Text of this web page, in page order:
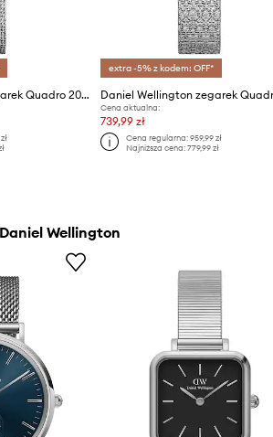
Daniel Wellington zegarek Quadro 20X26
extra -5% z kodem: OFF*
Cena aktualna:
739,99 zł
Cena regularna: 959,99 zł
Najniższa cena: 779,99 zł
Wellington